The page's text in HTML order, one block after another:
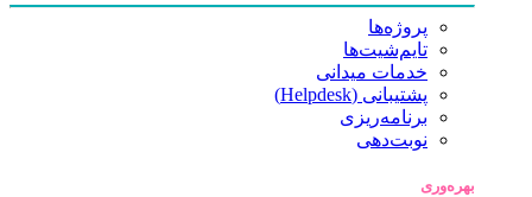
پروژه‌ها
تایم‌شیت‌ها
خدمات میدانی
پشتیبانی (Helpdesk)
برنامه‌ریزی
نوبت‌دهی
بهره‌وری